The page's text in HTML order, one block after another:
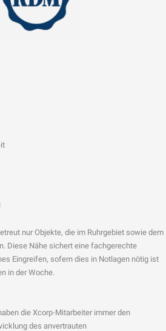
nur Objekte, die im Ruhrgebiet sowie dem
Diese Nähe sichert eine fachgerechte
Eingreifen, sofern dies in Notlagen nötig ist
in der Woche.
die Xcorp-Mitarbeiter immer den
des anvertrauten